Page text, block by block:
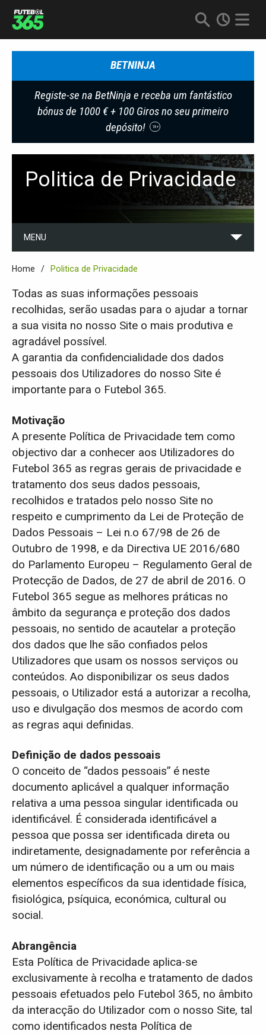
BETNINJA
Registe-se na BetNinja e receba um fantástico
bónus de 1000 € + 100 Giros no seu primeiro
depósito!
18+
Politica de Privacidade
MENU
Home Politica de Privacidade
Todas as suas informações pessoais
recolhidas, serão usadas para o ajudar a tornar
a sua visita no nosso Site o mais produtiva e
agradável possível.
A garantia da confidencialidade dos dados
pessoais dos Utilizadores do nosso Site é
importante para o Futebol 365.
Motivação
A presente Política de Privacidade tem como
objectivo dar a conhecer aos Utilizadores do
Futebol 365 as regras gerais de privacidade e
tratamento dos seus dados pessoais,
recolhidos e tratados pelo nosso Site no
respeito e cumprimento da Lei de Proteção de
Dados Pessoais – Lei n.o 67/98 de 26 de
Outubro de 1998, e da Directiva UE 2016/680
do Parlamento Europeu – Regulamento Geral de
Protecção de Dados, de 27 de abril de 2016. O
Futebol 365 segue as melhores práticas no
âmbito da segurança e proteção dos dados
pessoais, no sentido de acautelar a proteção
dos dados que lhe são confiados pelos
Utilizadores que usam os nossos serviços ou
conteúdos. Ao disponibilizar os seus dados
pessoais, o Utilizador está a autorizar a recolha,
uso e divulgação dos mesmos de acordo com
as regras aqui definidas.
Definição de dados pessoais
O conceito de “dados pessoais” é neste
documento aplicável a qualquer informação
relativa a uma pessoa singular identificada ou
identificável. É considerada identificável a
pessoa que possa ser identificada direta ou
indiretamente, designadamente por referência a
um número de identificação ou a um ou mais
elementos específicos da sua identidade física,
fisiológica, psíquica, económica, cultural ou
social.
Abrangência
Esta Política de Privacidade aplica-se
exclusivamente à recolha e tratamento de dados
pessoais efetuados pelo Futebol 365, no âmbito
da interacção do Utilizador com o nosso Site, tal
como identificados nesta Política de